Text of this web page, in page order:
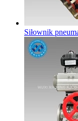
Siłownik